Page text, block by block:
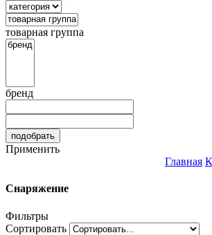
товарная группа
бренд
Применить
Главная
Снаряжение
Фильтры
Сортировать